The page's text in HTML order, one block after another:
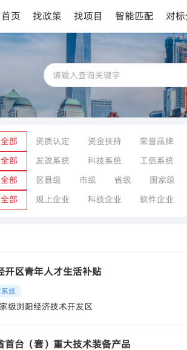
首页 找政策 找项目 智能匹配 对
全部 资质认定 资金扶持 荣誉品牌
全部 发改系统 科技系统 工信系统
全部 区县级 市级 省级 国家级
全部 规上企业 科技企业 软件企业
开区青年人才生活补贴
统
级浏阳经济技术开发区
首台（套）重大技术装备产品